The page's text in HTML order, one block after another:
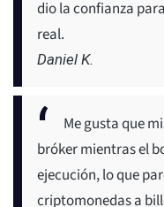
dio la confianza
real.
Daniel K.
Me gusta que
bróker mientras el
ejecución, lo que
criptomonedas a